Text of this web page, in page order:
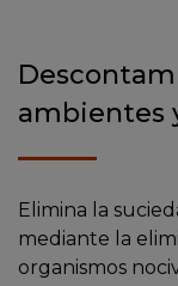
ambientes
Elimina la
mediante la
organismos